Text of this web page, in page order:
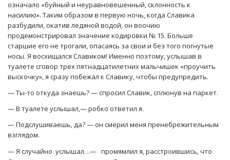
означало «буйный и неуравновешенный, склонность к
насилию». Таким образом в первую ночь, когда Славика
разбудили, окатив ледяной водой, он воочию
продемонстрировал значение кодировки № 15. Больше
старшие его не трогали, опасаясь за свои и без того погнутые
носы. Я восхищался Славиком! Именно поэтому, услышав в
туалете сговор трех пятнадцатилетних мальчишек «проучить
выскочку», я сразу побежал к Славику, чтобы предупредить.
— Ты-то откуда знаешь? — спросил Славик, сплюнув на паркет.
— В туалете услышал,— робко ответил я.
— Подслушиваешь, да? — он смерил меня пренебрежительным
взглядом.
— Я случайно услышал…— промямлил я, расстроившись, что